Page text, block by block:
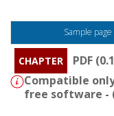
Sample page
CHAPTER
PDF
Compatible
free software -